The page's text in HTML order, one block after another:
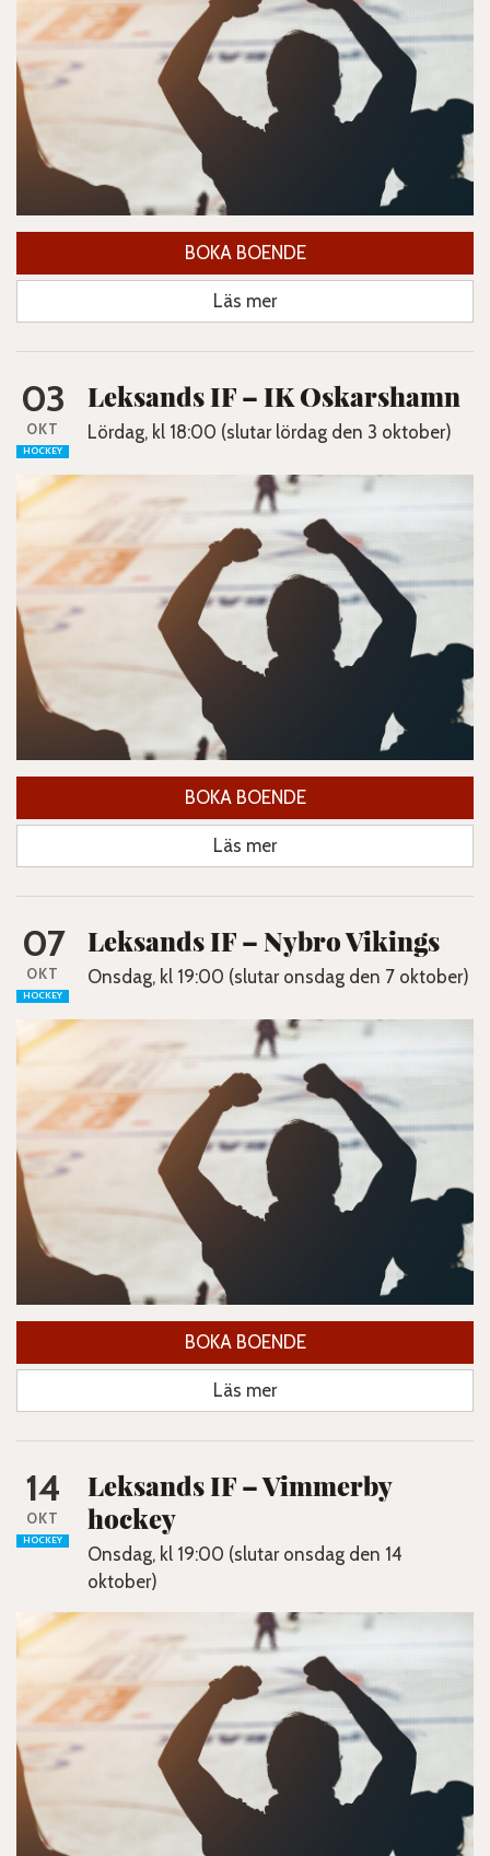
BOKA BOENDE
Läs mer
03
OKT
HOCKEY
Leksands IF – IK Oskarshamn
Lördag, kl 18:00 (slutar lördag den 3 oktober)
BOKA BOENDE
Läs mer
07
OKT
HOCKEY
Leksands IF – Nybro Vikings
Onsdag, kl 19:00 (slutar onsdag den 7 oktober)
BOKA BOENDE
Läs mer
14
OKT
HOCKEY
Leksands IF – Vimmerby
hockey
Onsdag, kl 19:00 (slutar onsdag den 14
oktober)